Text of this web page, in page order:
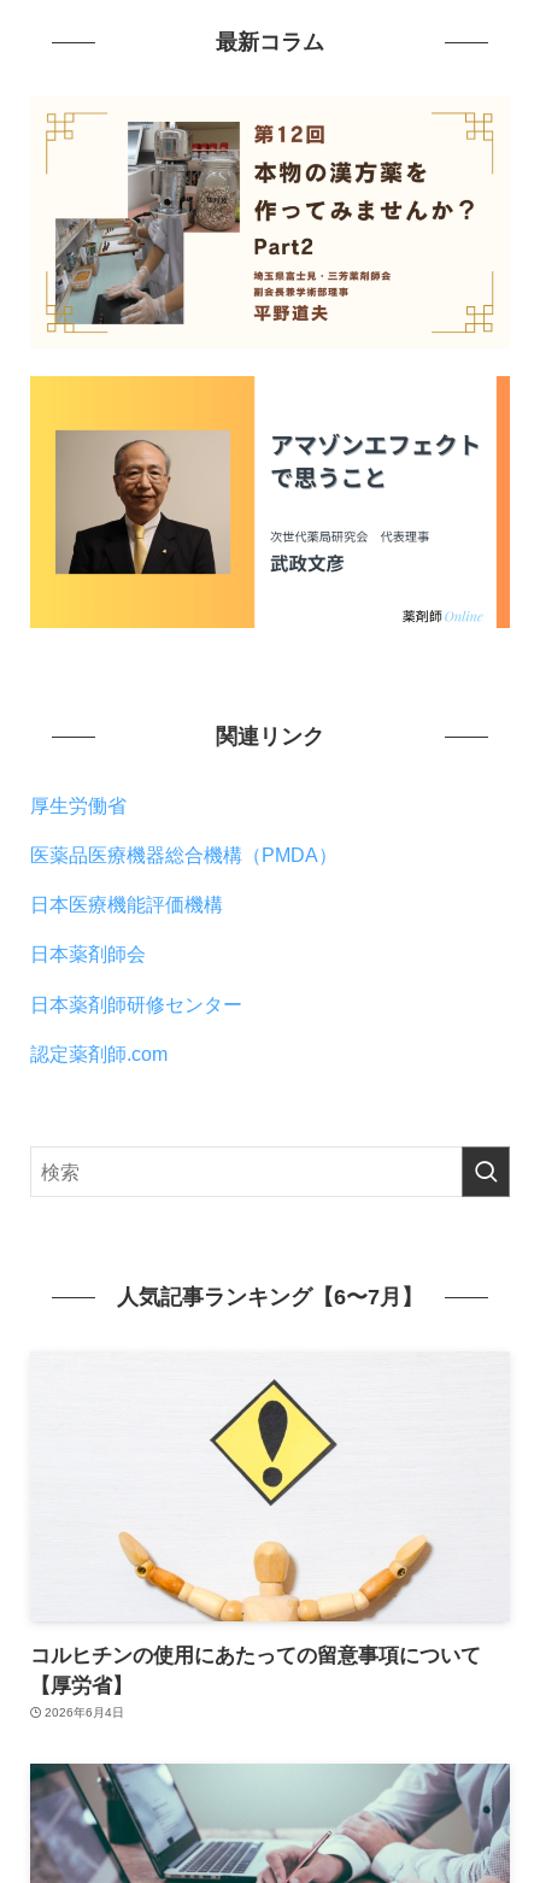
最新コラム
関連リンク
厚生労働省
医薬品医療機器総合機構（PMDA）
日本医療機能評価機構
日本薬剤師会
日本薬剤師研修センター
認定薬剤師.com
人気記事ランキング【6〜7月】
コルヒチンの使用にあたっての留意事項について
【厚労省】
2026年6月4日